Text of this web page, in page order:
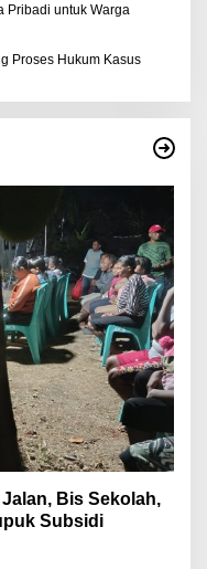
Pribadi untuk Warga
Proses Hukum Kasus
Bis Sekolah,
Subsidi